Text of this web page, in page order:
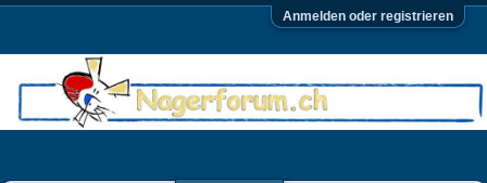
Anmelden oder registrieren